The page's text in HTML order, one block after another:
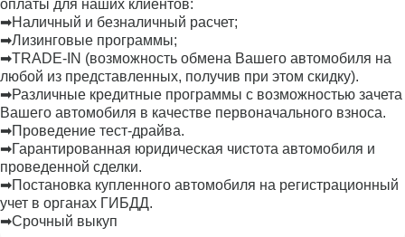
оплаты для наших клиентов:
➡Наличный и безналичный расчет;
➡Лизинговые программы;
➡TRADE-IN (возможность обмена Вашего автомобиля на
любой из представленных, получив при этом скидку).
➡Различные кредитные программы с возможностью зачета
Вашего автомобиля в качестве первоначального взноса.
➡Проведение тест-драйва.
➡Гарантированная юридическая чистота автомобиля и
проведенной сделки.
➡Постановка купленного автомобиля на регистрационный
учет в органах ГИБДД.
➡Срочный выкуп